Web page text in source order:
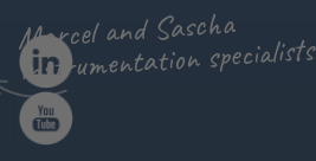
Marcel and Sascha
instrumentation specialists